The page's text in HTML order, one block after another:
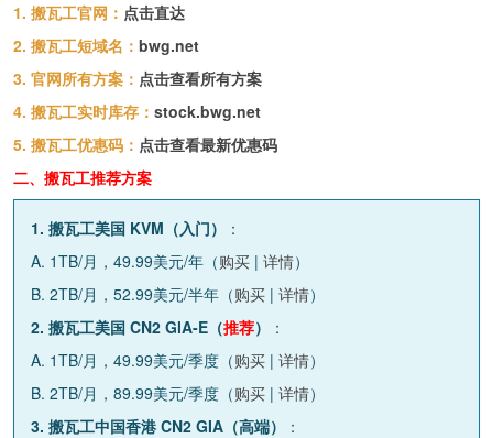
1. 搬瓦工官网： 点击直达
2. 搬瓦工短域名： bwg.net
3. 官网所有方案： 点击查看所有方案
4. 搬瓦工实时库存： stock.bwg.net
5. 搬瓦工优惠码： 点击查看最新优惠码
二、搬瓦工推荐方案
1. 搬瓦工美国 KVM（入门）
：
A. 1TB/月，49.99美元/年（购买 | 详情）
B. 2TB/月，52.99美元/半年（购买 | 详情）
2. 搬瓦工美国 CN2 GIA-E（推荐）
：
A. 1TB/月，49.99美元/季度（购买 | 详情）
B. 2TB/月，89.99美元/季度（购买 | 详情）
3. 搬瓦工中国香港 CN2 GIA（高端）
：